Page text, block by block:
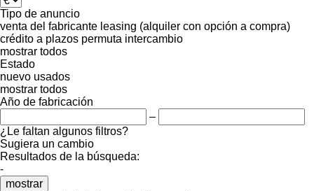
Tipo de anuncio
venta del fabricante leasing (alquiler con opción a compra)
crédito a plazos permuta intercambio
mostrar todos
Estado
nuevo usados
mostrar todos
Año de fabricación
–
¿Le faltan algunos filtros?
Sugiera un cambio
Resultados de la búsqueda:
-
mostrar